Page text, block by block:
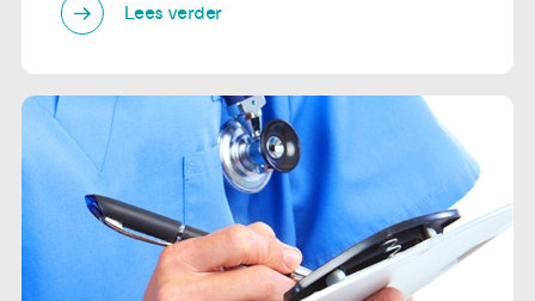
Lees verder